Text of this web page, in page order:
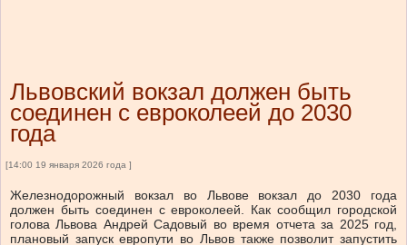
Львовский вокзал должен быть
соединен с евроколеей до 2030
года
[14:00 19 января 2026 года ]
Железнодорожный вокзал во Львове вокзал до 2030 года
должен быть соединен с евроколеей. Как сообщил городской
голова Львова Андрей Садовый во время отчета за 2025 год,
плановый запуск европути во Львов также позволит запустить